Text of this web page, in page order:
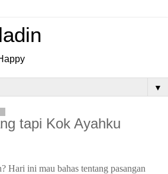
▼
tapi Kok Ayahku
Hari ini mau bahas tentang pasangan